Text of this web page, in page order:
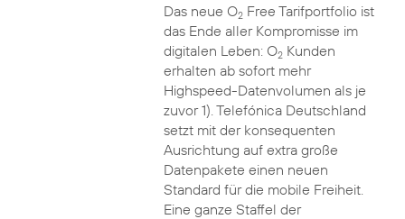
Das neue O2Free Tarifportfolio ist
das Ende aller Kompromisse im
digitalen Leben: O2Kunden
erhalten ab sofort mehr
Highspeed-Datenvolumen als je
zuvor 1). Telefónica Deutschland
setzt mit der konsequenten
Ausrichtung auf extra große
Datenpakete einen neuen
Standard für die mobile Freiheit.
Eine ganze Staffel der